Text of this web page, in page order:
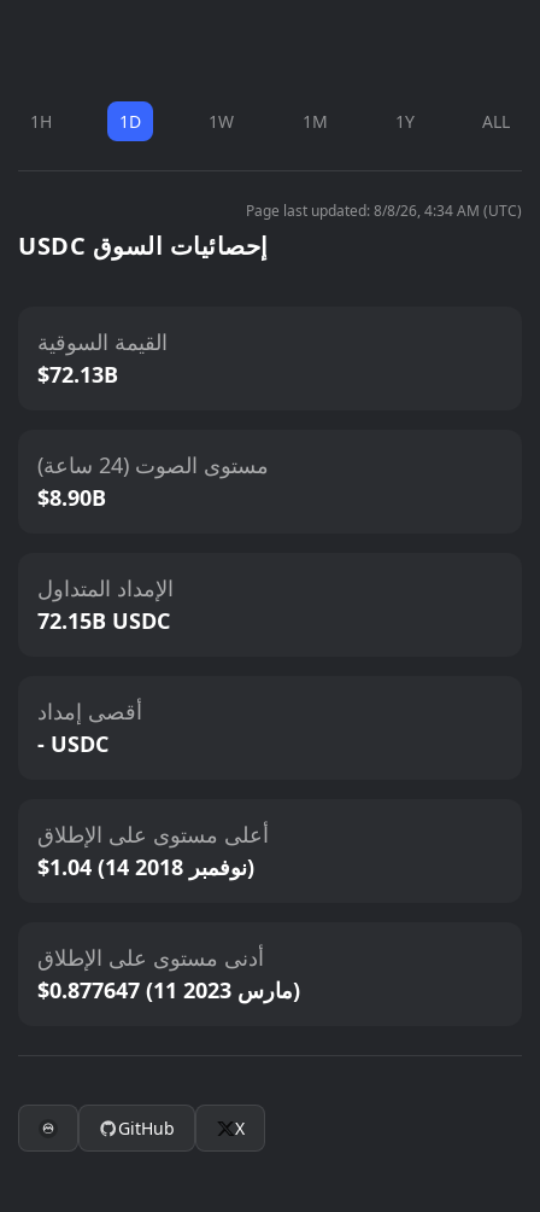
1H 1D 1W 1M 1Y ALL
Page last updated: 8/8/26, 4:34 AM (UTC)
USDC إحصائيات السوق
القيمة السوقية
$72.13B
مستوى الصوت (24 ساعة)
$8.90B
الإمداد المتداول
72.15B USDC
أقصى إمداد
- USDC
أعلى مستوى على الإطلاق
$1.04 (14 نوفمبر 2018)
أدنى مستوى على الإطلاق
$0.877647 (11 مارس 2023)
GitHub X